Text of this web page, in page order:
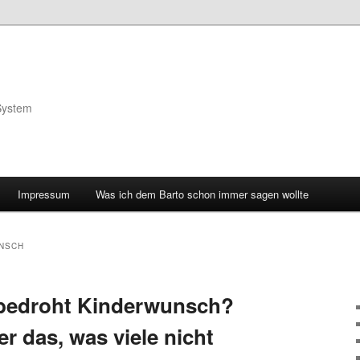
Impressum Was ich dem Barto schon immer sagen wollte
Kinderwunsch?
das, was viele nicht